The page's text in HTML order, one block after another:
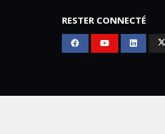
RESTER CONNECTÉ